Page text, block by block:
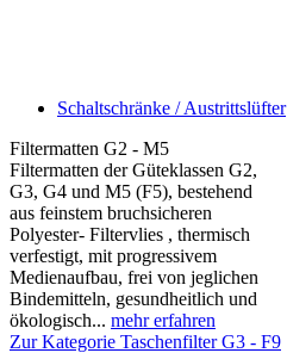
Schaltschränke / Austrittslüfter
Filtermatten G2 - M5
Filtermatten der Güteklassen G2,
G3, G4 und M5 (F5), bestehend
aus feinstem bruchsicheren
Polyester- Filtervlies , thermisch
verfestigt, mit progressivem
Medienaufbau, frei von jeglichen
Bindemitteln, gesundheitlich und
ökologisch... mehr erfahren
Zur Kategorie Taschenfilter G3 - F9